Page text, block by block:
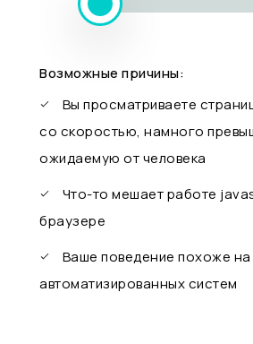
Возможные причины:
Вы просматриваете
со скоростью, намного
ожидаемую от человека
Что-то мешает работе
браузере
Ваше поведение похоже на
автоматизированных систем